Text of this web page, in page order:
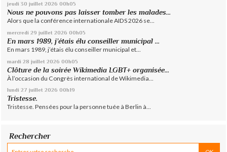
jeudi 30 juillet 2026 00h05
Nous ne pouvons pas laisser tomber les malades...
Alors que la conférence internationale AIDS 2026 se...
mercredi 29 juillet 2026 00h05
En mars 1989, j’étais élu conseiller municipal ...
En mars 1989, j’étais élu conseiller municipal et...
mardi 28 juillet 2026 00h05
Clôture de la soirée Wikimedia LGBT+ organisée...
À l’occasion du Congrès international de Wikimedia...
lundi 27 juillet 2026 00h19
Tristesse.
Tristesse. Pensées pour la personne tuée à Berlin à...
Rechercher